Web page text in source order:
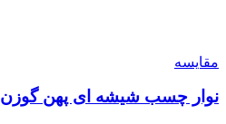
مقایسه
نوار چسب شیشه ای پهن گوزن